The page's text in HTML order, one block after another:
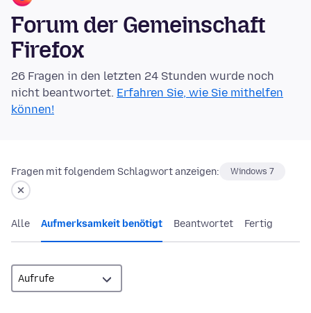
Forum der Gemeinschaft
Firefox
26 Fragen in den letzten 24 Stunden wurde noch
nicht beantwortet. Erfahren Sie, wie Sie mithelfen
können!
Fragen mit folgendem Schlagwort anzeigen: Windows 7
Alle Aufmerksamkeit benötigt Beantwortet Fertig